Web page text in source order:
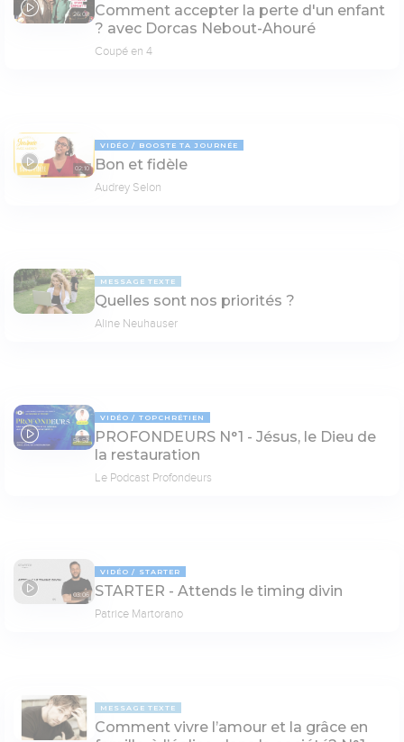
26:08
Comment accepter la perte d'un enfant
? avec Dorcas Nebout-Ahouré
Coupé en 4
02:10
VIDÉO BOOSTE TA JOURNÉE
Bon et fidèle
Audrey Selon
MESSAGE TEXTE
Quelles sont nos priorités ?
Aline Neuhauser
54:52
VIDÉO TOPCHRÉTIEN
PROFONDEURS N°1 - Jésus, le Dieu de
la restauration
Le Podcast Profondeurs
03:06
VIDÉO STARTER
STARTER - Attends le timing divin
Patrice Martorano
MESSAGE TEXTE
Comment vivre l’amour et la grâce en